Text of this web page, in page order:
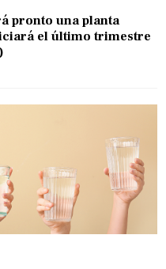
pronto una planta
el último trimestre